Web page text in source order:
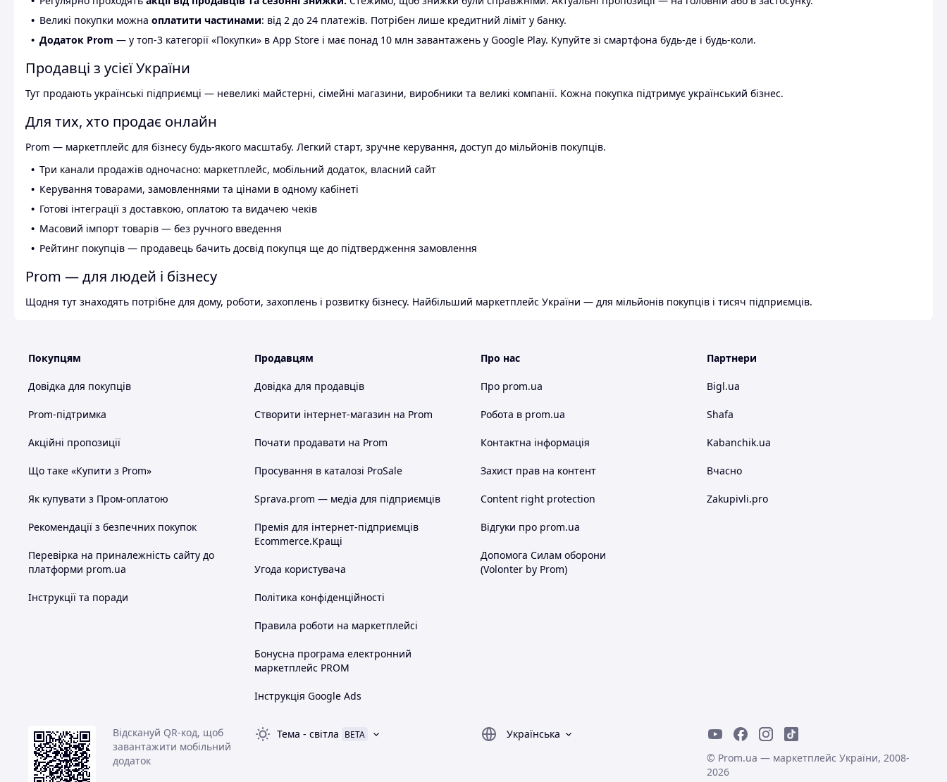
Великі покупки можна оплатити частинами: від 2 до 24 платежів. Потрібен лише кредитний ліміт у банку.
Додаток Prom — у топ-3 категорії «Покупки» в App Store і має понад 10 млн завантажень у Google Play. Купуйте зі смартфона будь-де і будь-коли.
Продавці з усієї України
Тут продають українські підприємці — невеликі майстерні, сімейні магазини, виробники та великі компанії. Кожна покупка підтримує український бізнес.
Для тих, хто продає онлайн
Prom — маркетплейс для бізнесу будь-якого масштабу. Легкий старт, зручне керування, доступ до мільйонів покупців.
Три канали продажів одночасно: маркетплейс, мобільний додаток, власний сайт
Керування товарами, замовленнями та цінами в одному кабінеті
Готові інтеграції з доставкою, оплатою та видачею чеків
Масовий імпорт товарів — без ручного введення
Рейтинг покупців — продавець бачить досвід покупця ще до підтвердження замовлення
Prom — для людей і бізнесу
Щодня тут знаходять потрібне для дому, роботи, захоплень і розвитку бізнесу. Найбільший маркетплейс України — для мільйонів покупців і тисяч підприємців.
Покупцям
Довідка для покупців
Prom-підтримка
Акційні пропозиції
Що таке «Купити з Prom»
Як купувати з Пром-оплатою
Рекомендації з безпечних покупок
Перевірка на приналежність сайту до
платформи prom.ua
Інструкції та поради
Продавцям
Довідка для продавців
Створити інтернет-магазин на Prom
Почати продавати на Prom
Просування в каталозі ProSale
Sprava.prom — медіа для підприємців
Премія для інтернет-підприємців
Ecommerce.Кращі
Угода користувача
Політика конфіденційності
Правила роботи на маркетплейсі
Бонусна програма електронний
маркетплейс PROM
Інструкція Google Ads
Про нас
Про prom.ua
Робота в prom.ua
Контактна інформація
Захист прав на контент
Content right protection
Відгуки про prom.ua
Допомога Силам оборони
(Volonter by Prom)
Партнери
Bigl.ua
Shafa
Kabanchik.ua
Вчасно
Zakupivli.pro
Відскануй QR-код, щоб
завантажити мобільний
додаток
Тема - світла BETA
Українська
© Prom.ua — маркетплейс України, 2008-
2026